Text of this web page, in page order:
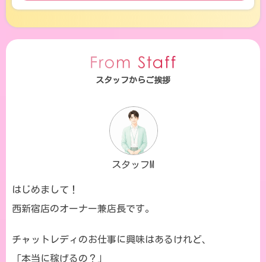
スタッフからご挨拶
スタッフM
はじめまして！
西新宿店のオーナー兼店長です。
チャットレディのお仕事に興味はあるけれど、
「本当に稼げるの？」